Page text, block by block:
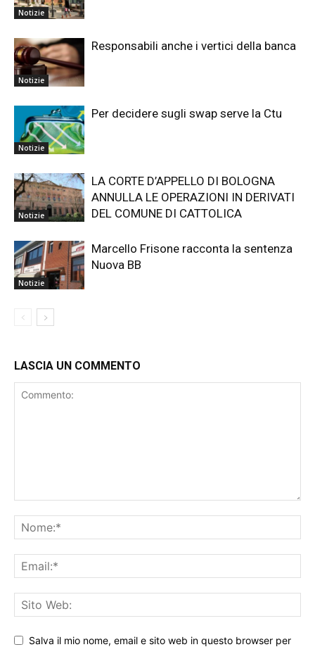
Notizie
Notizie
Responsabili anche i vertici della banca
Notizie
Per decidere sugli swap serve la Ctu
Notizie
LA CORTE D’APPELLO DI BOLOGNA
ANNULLA LE OPERAZIONI IN DERIVATI
DEL COMUNE DI CATTOLICA
Notizie
Marcello Frisone racconta la sentenza
Nuova BB
LASCIA UN COMMENTO
Salva il mio nome, email e sito web in questo browser per